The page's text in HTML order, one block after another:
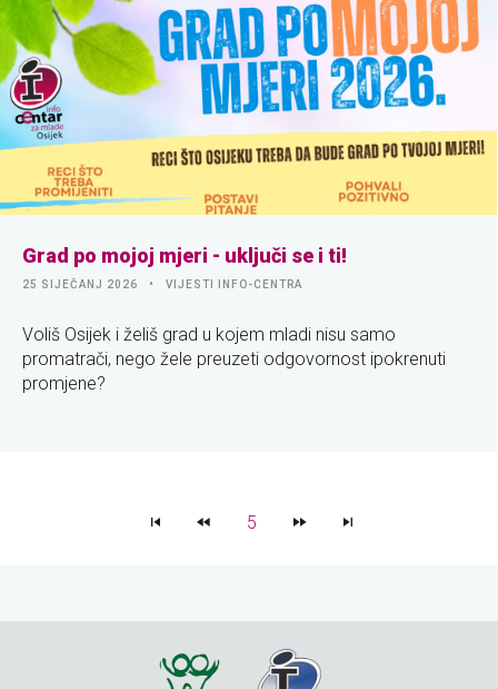
Grad po mojoj mjeri - uključi se i ti!
25 SIJEČANJ 2026 VIJESTI INFO-CENTRA
Voliš Osijek i želiš grad u kojem mladi nisu samo
promatrači, nego žele preuzeti odgovornost ipokrenuti
promjene?
5